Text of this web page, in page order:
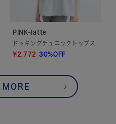
PINK-latte
ドッキングチュニックトップス
¥2,772
30%OFF